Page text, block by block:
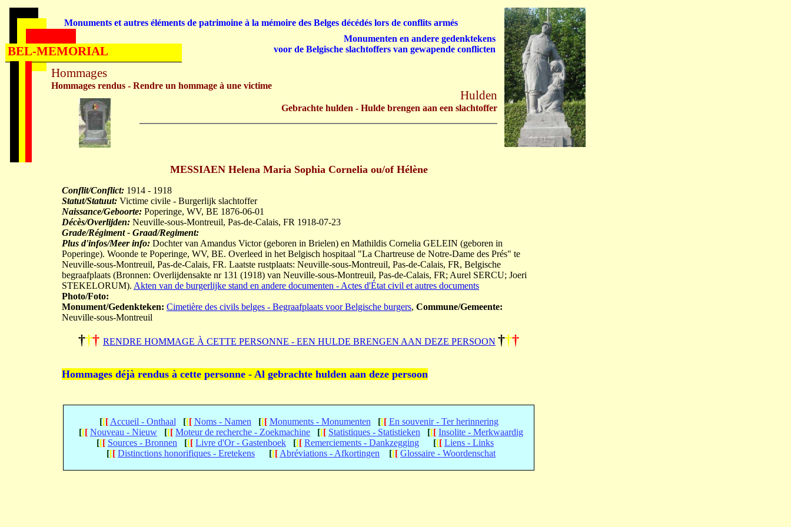
MESSIAEN Helena Maria Sophia Cornelia ou/of Hélène
Conflit/Conflict: 1914 - 1918
Statut/Statuut: Victime civile - Burgerlijk slachtoffer
Naissance/Geboorte: Poperinge, WV, BE 1876-06-01
Décès/Overlijden: Neuville-sous-Montreuil, Pas-de-Calais, FR 1918-07-23
Grade/Régiment - Graad/Regiment:
Plus d'infos/Meer info: Dochter van Amandus Victor (geboren in Brielen) en Mathildis Cornelia GELEIN (geboren in
Poperinge). Woonde te Poperinge, WV, BE. Overleed in het Belgisch hospitaal "La Chartreuse de Notre-Dame des Prés" te
Neuville-sous-Montreuil, Pas-de-Calais, FR. Laatste rustplaats: Neuville-sous-Montreuil, Pas-de-Calais, FR, Belgische
begraafplaats (Bronnen: Overlijdensakte nr 131 (1918) van Neuville-sous-Montreuil, Pas-de-Calais, FR; Aurel SERCU; Joeri
STEKELORUM). Akten van de burgerlijke stand en andere documenten - Actes d'État civil et autres documents
Photo/Foto:
Monument/Gedenkteken: Cimetière des civils belges - Begraafplaats voor Belgische burgers, Commune/Gemeente:
Neuville-sous-Montreuil
††† RENDRE HOMMAGE À CETTE PERSONNE - EEN HULDE BRENGEN AAN DEZE PERSOON †††
Hommages déjà rendus à cette personne - Al gebrachte hulden aan deze persoon
[[[ Accueil - Onthaal [[[ Noms - Namen [[[ Monuments - Monumenten [[[ En souvenir - Ter herinnering
[[[ Nouveau - Nieuw [[[ Moteur de recherche - Zoekmachine [[[ Statistiques - Statistieken [[[ Insolite - Merkwaardig
[[[ Sources - Bronnen [[[ Livre d'Or - Gastenboek [[[ Remerciements - Dankzegging [[[ Liens - Links
[[[ Distinctions honorifiques - Eretekens [[[ Abréviations - Afkortingen [[[ Glossaire - Woordenschat
Hommages
Hommages rendus - Rendre un hommage à une victime
Hulden
Gebrachte hulden - Hulde brengen aan een slachtoffer
Monuments et autres éléments de patrimoine à la mémoire des Belges décédés lors de conflits armés
Monumenten en andere gedenktekens
voor de Belgische slachtoffers van gewapende conflicten
BEL-MEMORIAL